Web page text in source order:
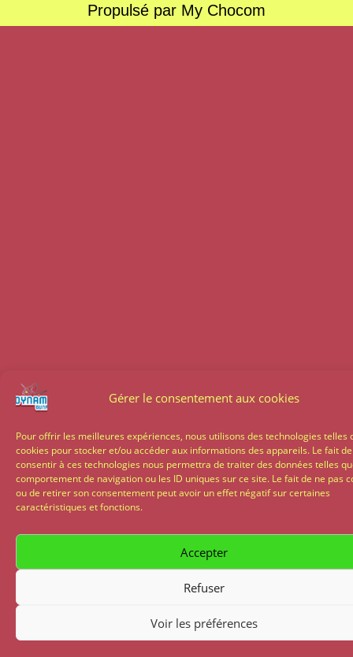
Gérer le consentement aux cookies
Pour offrir les meilleures expériences, nous utilisons des technologies telles
cookies pour stocker et/ou accéder aux informations des appareils. Le fait de
consentir à ces technologies nous permettra de traiter des données telles
comportement de navigation ou les ID uniques sur ce site. Le fait de ne pas
ou de retirer son consentement peut avoir un effet négatif sur certaines
caractéristiques et fonctions.
Accepter
Refuser
Voir les préférences
Propulsé par My Chocom